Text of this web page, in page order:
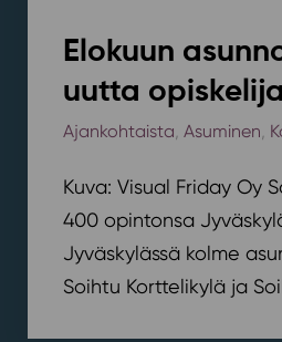
Elokuun
uutta
Ajankohtaista, Asuminen,
Kuva: Visual Friday Oy
400 opintonsa
Jyväskylässä kolme
Soihtu Korttelikylä ja